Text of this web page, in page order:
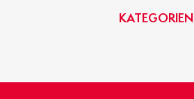
KATEGORIEN